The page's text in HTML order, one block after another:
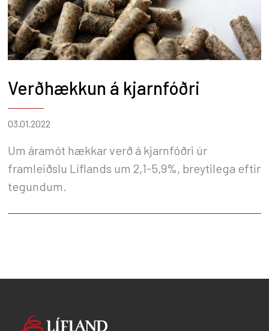
Verðhækkun á kjarnfóðri
03.01.2022
Um áramót hækkar verð á kjarnfóðri úr
framleiðslu Líflands um 2,1-5,9%, breytilega eftir
tegundum.